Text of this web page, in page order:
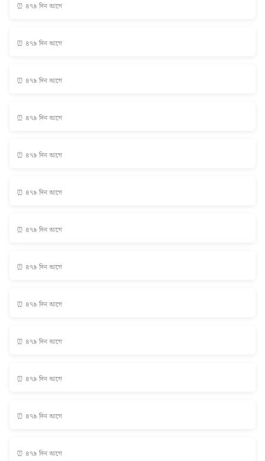
⏰ ৪৭৯ দিন আগে
⏰ ৪৭৯ দিন আগে
⏰ ৪৭৯ দিন আগে
⏰ ৪৭৯ দিন আগে
⏰ ৪৭৯ দিন আগে
⏰ ৪৭৯ দিন আগে
⏰ ৪৭৯ দিন আগে
⏰ ৪৭৯ দিন আগে
⏰ ৪৭৯ দিন আগে
⏰ ৪৭৯ দিন আগে
⏰ ৪৭৯ দিন আগে
⏰ ৪৭৯ দিন আগে
⏰ ৪৭৯ দিন আগে